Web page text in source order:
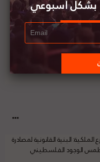
البنية القانونية لمصادرة
الوجود الفلسطيني
بشكل أسبوعي